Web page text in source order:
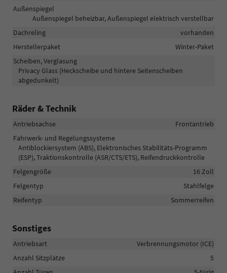
Außenspiegel
Außenspiegel beheizbar, Außenspiegel elektrisch verstellbar
Dachreling
vorhanden
Herstellerpaket
Winter-Paket
Scheiben, Verglasung
Privacy Glass (Heckscheibe und hintere Seitenscheiben
abgedunkelt)
Räder & Technik
Antriebsachse
Frontantrieb
Fahrwerk- und Regelungssysteme
Antiblockiersystem (ABS), Elektronisches Stabilitäts-Programm
(ESP), Traktionskontrolle (ASR/CTS/ETS), Reifendruckkontrolle
Felgengröße
16 Zoll
Felgentyp
Stahlfelge
Reifentyp
Sommerreifen
Sonstiges
Antriebsart
Verbrennungsmotor (ICE)
Anzahl Sitzplätze
5